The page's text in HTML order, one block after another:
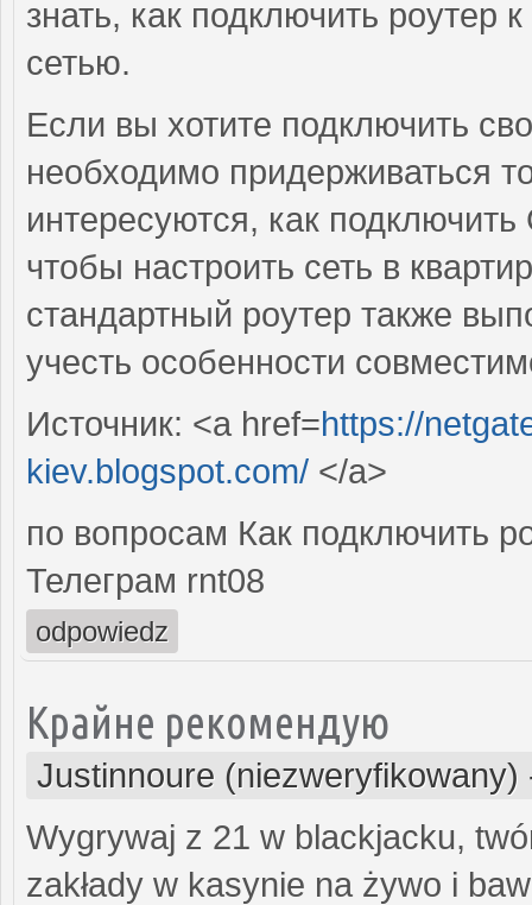
знать, как подключить роутер
сетью.
Если вы хотите подключить
необходимо придерживаться
интересуются, как
чтобы настроить сеть в
стандартный роутер также
учесть особенности
Источник: <a href=https://
kiev.blogspot.com/ </a>
по вопросам Как подключить
Телеграм rnt08
odpowiedz
Крайне рекомендую
Justinnoure (niezweryfikowany)
Wygrywaj z 21 w blackjacku,
zakłady w kasynie na żywo i